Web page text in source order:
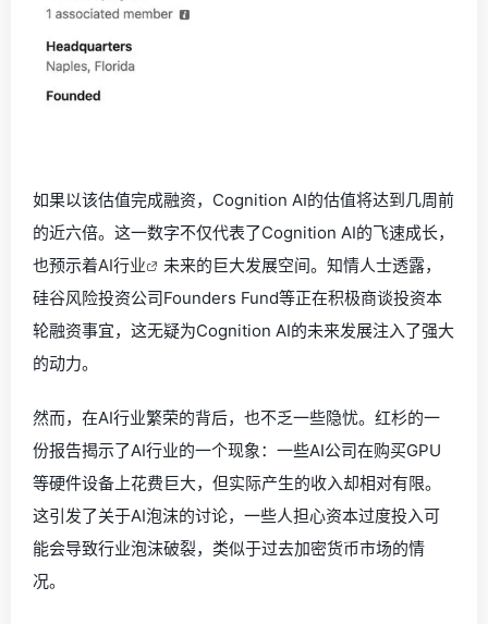
如果以该估值完成融资，Cognition AI的估值将达到几周前
的近六倍。这一数字不仅代表了Cognition AI的飞速成长，
也预示着AI行业
未来的巨大发展空间。知情人士透露，
硅谷风险投资公司Founders Fund等正在积极商谈投资本
轮融资事宜，这无疑为Cognition AI的未来发展注入了强大
的动力。
然而，在AI行业繁荣的背后，也不乏一些隐忧。红杉的一
份报告揭示了AI行业的一个现象：一些AI公司在购买GPU
等硬件设备上花费巨大，但实际产生的收入却相对有限。
这引发了关于AI泡沫的讨论，一些人担心资本过度投入可
能会导致行业泡沫破裂，类似于过去加密货币市场的情
况。